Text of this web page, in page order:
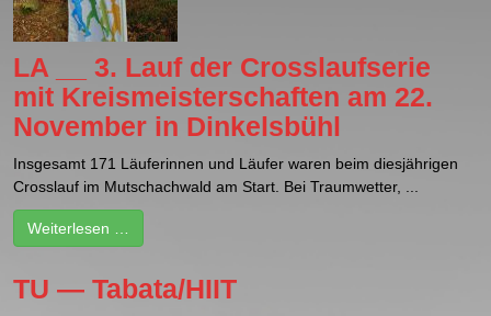
LA __ 3. Lauf der Crosslaufserie
mit Kreismeisterschaften am 22.
November in Dinkelsbühl
Insgesamt 171 Läuferinnen und Läufer waren beim diesjährigen
Crosslauf im Mutschachwald am Start. Bei Traumwetter, ...
Weiterlesen …
TU — Tabata/HIIT